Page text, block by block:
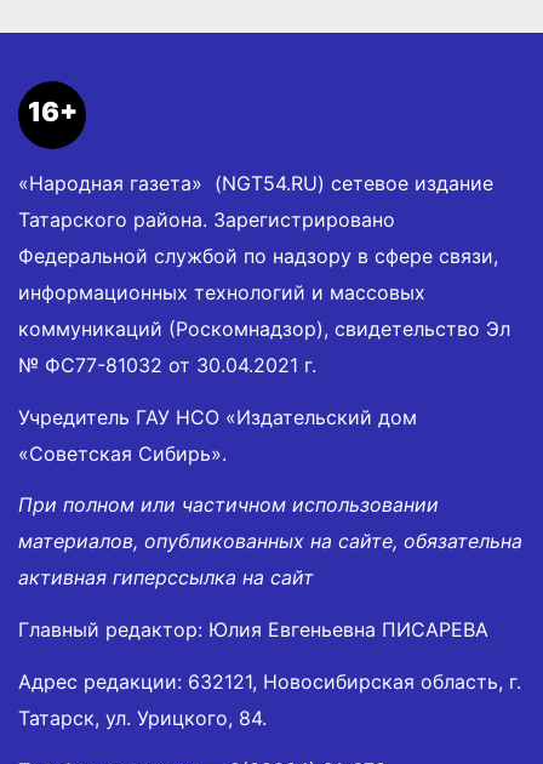
16+
«Народная газета» (NGT54.RU) сетевое издание
Татарского района. Зарегистрировано
Федеральной службой по надзору в сфере связи,
информационных технологий и массовых
коммуникаций (Роскомнадзор), свидетельство Эл
№ ФС77-81032 от 30.04.2021 г.
Учредитель ГАУ НСО «Издательский дом
«Советская Сибирь».
При полном или частичном использовании
материалов, опубликованных на сайте, обязательна
активная гиперссылка на сайт
Главный редактор: Юлия Евгеньевна ПИСАРЕВА
Адрес редакции: 632121, Новосибирская область, г.
Татарск, ул. Урицкого, 84.